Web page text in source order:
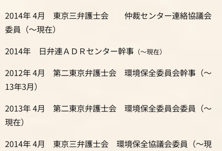
2014年 4月 東京三弁護士会 仲裁センター連絡協議会
委員（～現在）
2014年 日弁連ＡＤＲセンター幹事 （～現在）
2012年 4月 第二東京弁護士会 環境保全委員会幹事（～
13年3月）
2013年 4月 第二東京弁護士会 環境保全委員会委員（～
現在）
2014年 4月 東京三弁護士会 環境保全協議会委員（～現